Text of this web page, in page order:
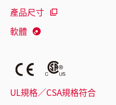
產品尺寸
軟體
UL規格／CSA規格符合